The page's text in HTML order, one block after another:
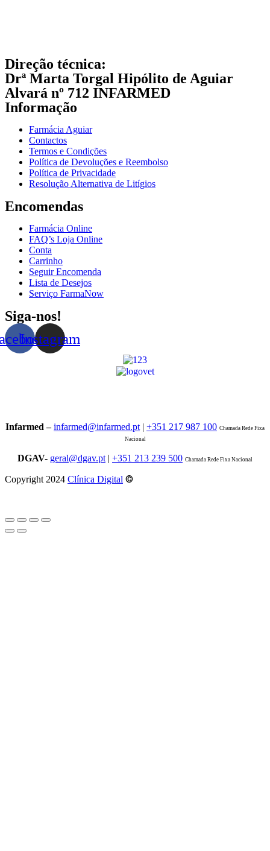
Direção técnica:
Drª Marta Torgal Hipólito de Aguiar
Alvará nº 712 INFARMED
Informação
Farmácia Aguiar
Contactos
Termos e Condições
Política de Devoluções e Reembolso
Política de Privacidade
Resolução Alternativa de Litígios
Encomendas
Farmácia Online
FAQ’s Loja Online
Conta
Carrinho
Seguir Encomenda
Lista de Desejos
Serviço FarmaNow
Siga-nos!
Instagram
Infarmed –infarmed@infarmed.pt | +351 217 987 100 Chamada Rede Fixa
Nacional
DGAV- geral@dgav.pt | +351 213 239 500 Chamada Rede Fixa Nacional
Copyright 2024 Clínica Digital ©